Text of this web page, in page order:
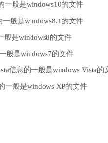
一般是windows10的文件
般是windows8.1的文件
般是windows8的文件
般是windows7的文件
信息的一般是windows Vista的
一般是windows XP的文件